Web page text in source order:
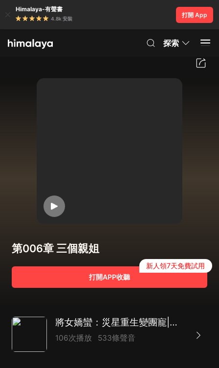
Himalaya-有聲書
4.8k 安裝
打開 App
探索
第006章 三個親姐
打開APP收聽
新人領7天免費試用
將女嬌蠻：災星重生變團寵|古言團寵|重生復仇|宮鬥宅鬥|AI多播
106次播放 533條聲音